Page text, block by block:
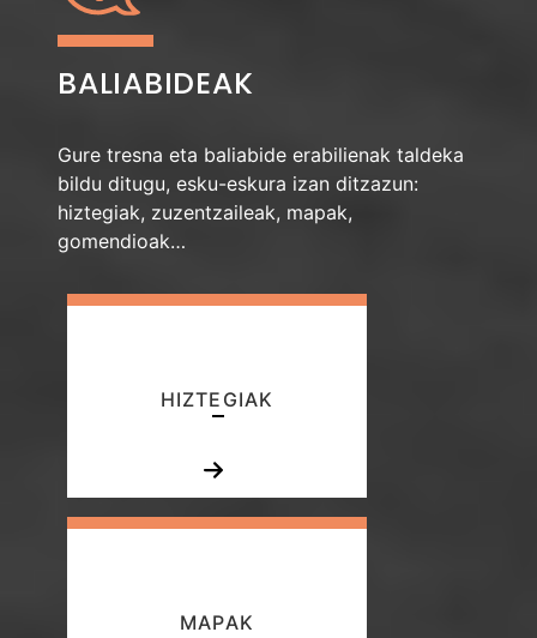
BALIABIDEAK
Gure tresna eta baliabide erabilienak taldeka
bildu ditugu, esku-eskura izan ditzazun:
hiztegiak, zuzentzaileak, mapak,
gomendioak…
HIZTEGIAK
MAPAK